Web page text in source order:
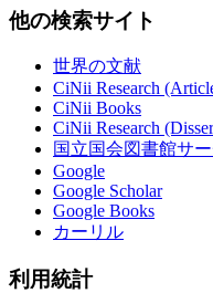
他の検索サイト
世界の文献
CiNii Research
CiNii Books
CiNii Research
国立国会図書館サ
Google
Google Scholar
Google Books
カーリル
利用統計